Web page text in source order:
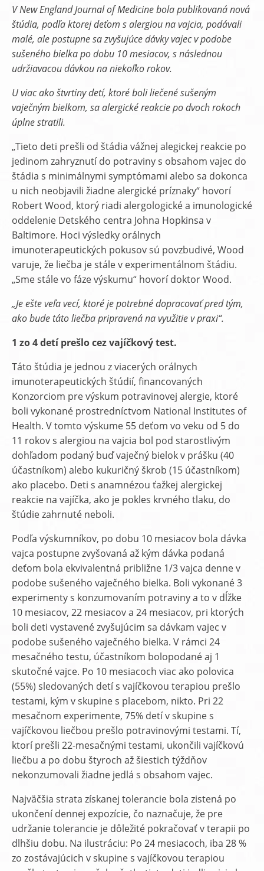
V New England Journal of Medicine bola publikovaná nová
štúdia, podľa ktorej deťom s alergiou na vajcia, podávali
malé, ale postupne sa zvyšujúce dávky vajec v podobe
sušeného bielka po dobu 10 mesiacov, s následnou
udržiavacou dávkou na niekoľko rokov.
U viac ako štvrtiny detí, ktoré boli liečené sušeným
vaječným bielkom, sa alergické reakcie po dvoch rokoch
úplne stratili.
„Tieto deti prešli od štádia vážnej alegickej reakcie po
jedinom zahryznutí do potraviny s obsahom vajec do
štádia s minimálnymi symptómami alebo sa dokonca
u nich neobjavili žiadne alergické príznaky“ hovorí
Robert Wood, ktorý riadi alergologické a imunologické
oddelenie Detského centra Johna Hopkinsa v
Baltimore. Hoci výsledky orálnych
imunoterapeutických pokusov sú povzbudivé, Wood
varuje, že liečba je stále v experimentálnom štádiu.
„Sme stále vo fáze výskumu“ hovorí doktor Wood.
„Je ešte veľa vecí, ktoré je potrebné dopracovať pred tým,
ako bude táto liečba pripravená na využitie v praxi“.
1 zo 4 detí prešlo cez vajíčkový test.
Táto štúdia je jednou z viacerých orálnych
imunoterapeutických štúdií, financovaných
Konzorciom pre výskum potravinovej alergie, ktoré
boli vykonané prostredníctvom National Institutes of
Health. V tomto výskume 55 deťom vo veku od 5 do
11 rokov s alergiou na vajcia bol pod starostlivým
dohľadom podaný buď vaječný bielok v prášku (40
účastníkom) alebo kukuričný škrob (15 účastníkom)
ako placebo. Deti s anamnézou ťažkej alergickej
reakcie na vajíčka, ako je pokles krvného tlaku, do
štúdie zahrnuté neboli.
Podľa výskumníkov, po dobu 10 mesiacov bola dávka
vajca postupne zvyšovaná až kým dávka podaná
deťom bola ekvivalentná približne 1/3 vajca denne v
podobe sušeného vaječného bielka. Boli vykonané 3
experimenty s konzumovaním potraviny a to v dĺžke
10 mesiacov, 22 mesiacov a 24 mesiacov, pri ktorých
boli deti vystavené zvyšujúcim sa dávkam vajec v
podobe sušeného vaječného bielka. V rámci 24
mesačného testu, účastníkom bolopodané aj 1
skutočné vajce. Po 10 mesiacoch viac ako polovica
(55%) sledovaných detí s vajíčkovou terapiou prešlo
testami, kým v skupine s placebom, nikto. Pri 22
mesačnom experimente, 75% detí v skupine s
vajíčkovou liečbou prešlo potravinovými testami. Tí,
ktorí prešli 22-mesačnými testami, ukončili vajíčkovú
liečbu a po dobu štyroch až šiestich týždňov
nekonzumovali žiadne jedlá s obsahom vajec.
Najväčšia strata získanej tolerancie bola zistená po
ukončení dennej expozície, čo naznačuje, že pre
udržanie tolerancie je dôležité pokračovať v terapii po
dlhšiu dobu. Na ilustráciu: Po 24 mesiacoch, iba 28 %
zo zostávajúcich v skupine s vajíčkovou terapiou